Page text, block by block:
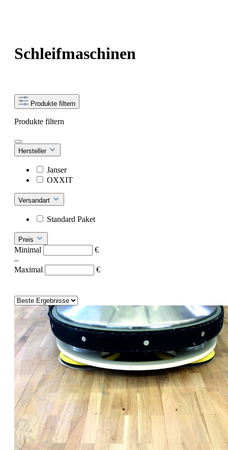
Schleifmaschinen
Produkte filtern
Produkte filtern
Hersteller
Janser
OXXIT
Versandart
Standard Paket
Preis
Minimal
€
–
Maximal
€